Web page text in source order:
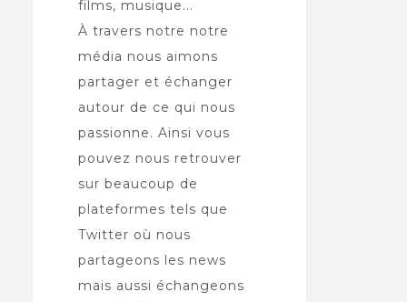
films, musique...
À travers notre notre
média nous aimons
partager et échanger
autour de ce qui nous
passionne. Ainsi vous
pouvez nous retrouver
sur beaucoup de
plateformes tels que
Twitter où nous
partageons les news
mais aussi échangeons